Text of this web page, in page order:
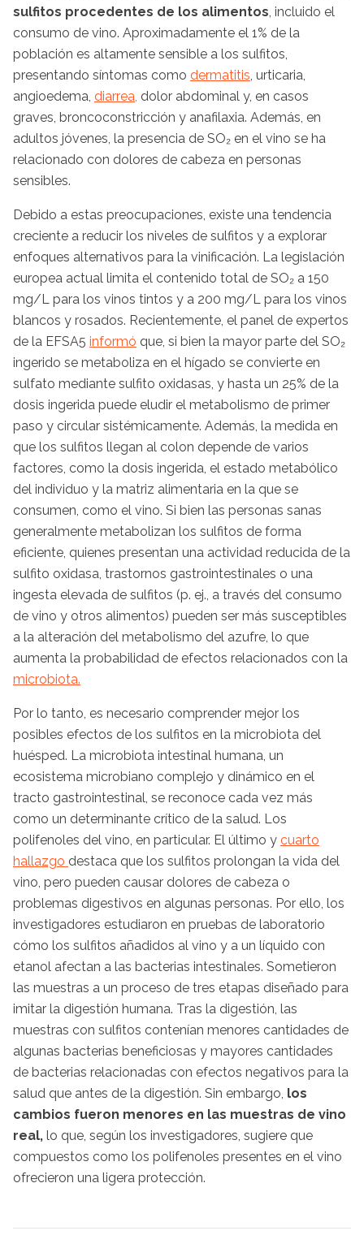
sulfitos procedentes de los alimentos, incluido el
consumo de vino. Aproximadamente el 1% de la
población es altamente sensible a los sulfitos,
presentando síntomas como dermatitis, urticaria,
angioedema, diarrea, dolor abdominal y, en casos
graves, broncoconstricción y anafilaxia. Además, en
adultos jóvenes, la presencia de SO₂ en el vino se ha
relacionado con dolores de cabeza en personas
sensibles.
Debido a estas preocupaciones, existe una tendencia
creciente a reducir los niveles de sulfitos y a explorar
enfoques alternativos para la vinificación. La legislación
europea actual limita el contenido total de SO₂ a 150
mg/L para los vinos tintos y a 200 mg/L para los vinos
blancos y rosados. Recientemente, el panel de expertos
de la EFSA5 informó que, si bien la mayor parte del SO₂
ingerido se metaboliza en el hígado se convierte en
sulfato mediante sulfito oxidasas, y hasta un 25% de la
dosis ingerida puede eludir el metabolismo de primer
paso y circular sistémicamente. Además, la medida en
que los sulfitos llegan al colon depende de varios
factores, como la dosis ingerida, el estado metabólico
del individuo y la matriz alimentaria en la que se
consumen, como el vino. Si bien las personas sanas
generalmente metabolizan los sulfitos de forma
eficiente, quienes presentan una actividad reducida de la
sulfito oxidasa, trastornos gastrointestinales o una
ingesta elevada de sulfitos (p. ej., a través del consumo
de vino y otros alimentos) pueden ser más susceptibles
a la alteración del metabolismo del azufre, lo que
aumenta la probabilidad de efectos relacionados con la
microbiota.
Por lo tanto, es necesario comprender mejor los
posibles efectos de los sulfitos en la microbiota del
huésped. La microbiota intestinal humana, un
ecosistema microbiano complejo y dinámico en el
tracto gastrointestinal, se reconoce cada vez más
como un determinante crítico de la salud. Los
polifenoles del vino, en particular. El último y cuarto
hallazgo destaca que los sulfitos prolongan la vida del
vino, pero pueden causar dolores de cabeza o
problemas digestivos en algunas personas. Por ello, los
investigadores estudiaron en pruebas de laboratorio
cómo los sulfitos añadidos al vino y a un líquido con
etanol afectan a las bacterias intestinales. Sometieron
las muestras a un proceso de tres etapas diseñado para
imitar la digestión humana. Tras la digestión, las
muestras con sulfitos contenían menores cantidades de
algunas bacterias beneficiosas y mayores cantidades
de bacterias relacionadas con efectos negativos para la
salud que antes de la digestión. Sin embargo, los
cambios fueron menores en las muestras de vino
real, lo que, según los investigadores, sugiere que
compuestos como los polifenoles presentes en el vino
ofrecieron una ligera protección.